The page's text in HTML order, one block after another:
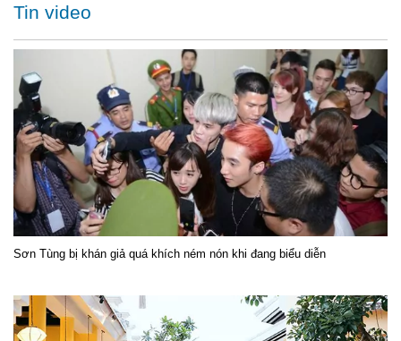
Tin video
Sơn Tùng bị khán giả quá khích ném nón khi đang biểu diễn